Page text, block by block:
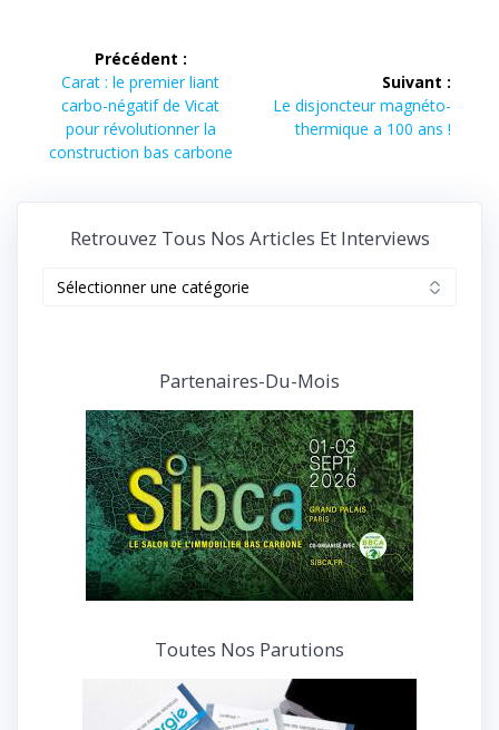
Navigation
de
l’article
Précédent :
Article
précédent :
Carat : le premier liant
carbo-négatif de Vicat
pour révolutionner la
construction bas carbone
Suivant :
Article
suivant :
Le disjoncteur magnéto-
thermique a 100 ans !
Retrouvez Tous Nos Articles Et Interviews
interviews
Partenaires-Du-Mois
Toutes Nos Parutions